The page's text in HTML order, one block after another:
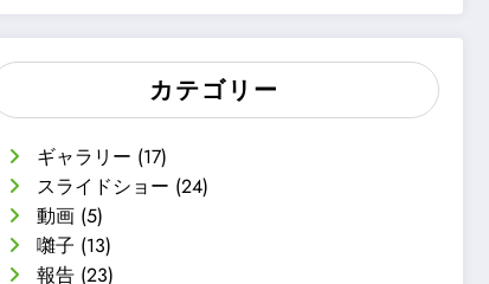
カテゴリー
ギャラリー (17)
スライドショー (24)
動画 (5)
囃子 (13)
報告 (23)